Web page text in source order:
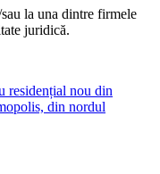
la una dintre firmele
juridică.
residențial nou din
din nordul